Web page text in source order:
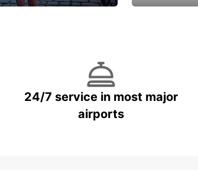
24/7 service in most major
airports